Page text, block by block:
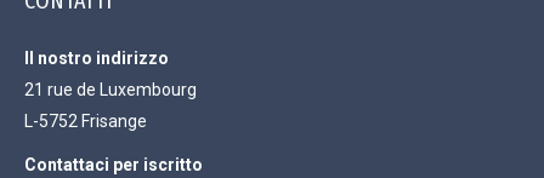
Il nostro indirizzo
21 rue de Luxembourg
L-5752 Frisange
Contattaci per iscritto